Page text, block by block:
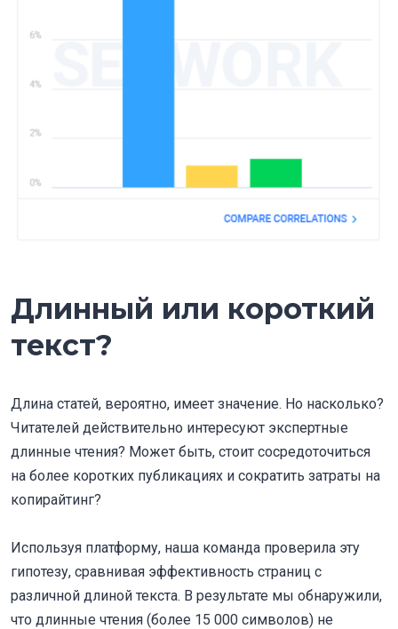
Длинный или короткий
текст?
Длина статей, вероятно, имеет значение. Но насколько?
Читателей действительно интересуют экспертные
длинные чтения? Может быть, стоит сосредоточиться
на более коротких публикациях и сократить затраты на
копирайтинг?
Используя платформу, наша команда проверила эту
гипотезу, сравнивая эффективность страниц с
различной длиной текста. В результате мы обнаружили,
что длинные чтения (более 15 000 символов) не